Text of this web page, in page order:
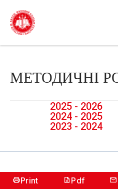
МЕТОДИЧНІ
2025 - 2026
2024 - 2025
2023 - 2024
Print Pdf